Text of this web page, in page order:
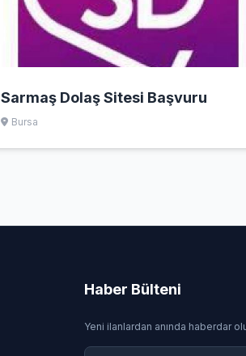
Sarmaş Dolaş Sitesi Başvuru
Bursa
Haber Bülteni
Yeni ilanlardan anında haberdar